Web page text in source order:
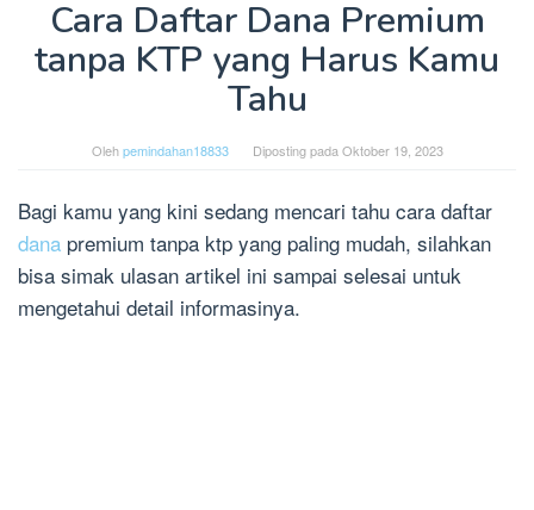
Cara Daftar Dana Premium
tanpa KTP yang Harus Kamu
Tahu
Olehpemindahan18833 Diposting pada Oktober 19, 2023
Bagi kamu yang kini sedang mencari tahu cara daftar
dana premium tanpa ktp yang paling mudah, silahkan
bisa simak ulasan artikel ini sampai selesai untuk
mengetahui detail informasinya.